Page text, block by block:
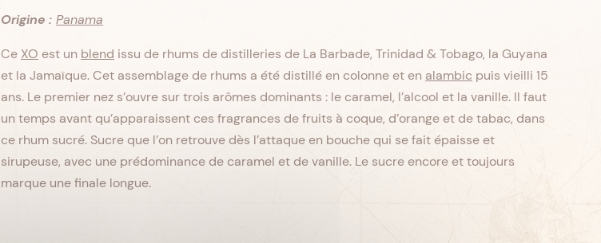
Origine : Panama
Ce XO est un blend issu de rhums de distilleries de La Barbade, Trinidad & Tobago, la Guyana
et la Jamaïque. Cet assemblage de rhums a été distillé en colonne et en alambic puis vieilli 15
ans. Le premier nez s’ouvre sur trois arômes dominants : le caramel, l’alcool et la vanille. Il faut
un temps avant qu’apparaissent ces fragrances de fruits à coque, d’orange et de tabac, dans
ce rhum sucré. Sucre que l’on retrouve dès l’attaque en bouche qui se fait épaisse et
sirupeuse, avec une prédominance de caramel et de vanille. Le sucre encore et toujours
marque une finale longue.